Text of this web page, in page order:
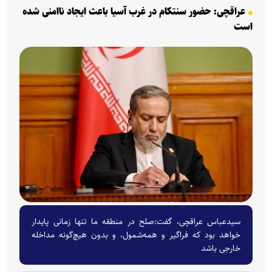
عراقچی: حضور سنتکام در غرب آسیا باعث ایجاد ناامنی شده
است
سیدعباس عراقچی، گفت:صلح در منطقه ما تنها زمانی پایدار
خواهد بود که فراگیر و همه‌شمول، و بدون هیچ‌گونه مداخله
خارجی باشد